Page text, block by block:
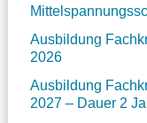
Ausbildung
2026
Ausbildung
2027 – Dauer 2